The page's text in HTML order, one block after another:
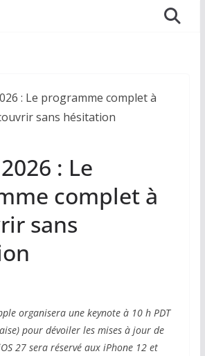
: Le
complet à
sans
organisera une keynote à 10 h PDT
pour dévoiler les mises à jour de
27 sera réservé aux iPhone 12 et